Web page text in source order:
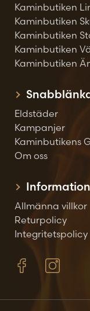
Kaminbutiken
Kaminbutiken
Kaminbutiken
Kaminbutiken
Kaminbutiken
Eldstäder
Kampanjer
Kaminbutikens
Om oss
Information
Allmänna villkor
Returpolicy
Integritetspolicy